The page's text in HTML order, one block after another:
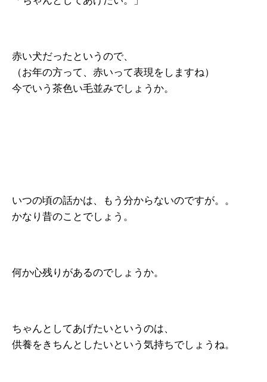
赤い犬だったというので、
（お年の方って、赤いって表現をしますね）
今でいう茶色い毛並みでしょうか。
いつの頃の話かは、もう分からないのですが。。
かなり昔のことでしょう。
何か心残りがあるのでしょうか。
ちゃんとしてあげたいというのは、
供養をきちんとしたいという気持ちでしょうね。